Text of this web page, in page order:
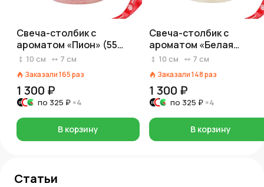
Свеча-столбик с
ароматом «Пион» (55
часов), H10xD7см,
10 см 7 см
Заказали165раз
1 300 ₽
по 325 ₽ ×4
В корзину
Свеча-столбик с
ароматом «Белая
орхидея» (55 часов),
10 см 7 см
Заказали148раз
1 300 ₽
по 325 ₽ ×4
В корзину
Статьи